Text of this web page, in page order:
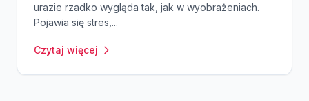
urazie rzadko wygląda tak, jak w wyobrażeniach.
Pojawia się stres,...
Czytaj więcej